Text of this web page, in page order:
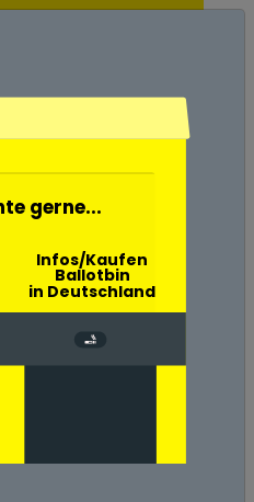
FÜR DIE
Marker
gerne...
Infos/Kaufen
Ballotbin
in Deutschland